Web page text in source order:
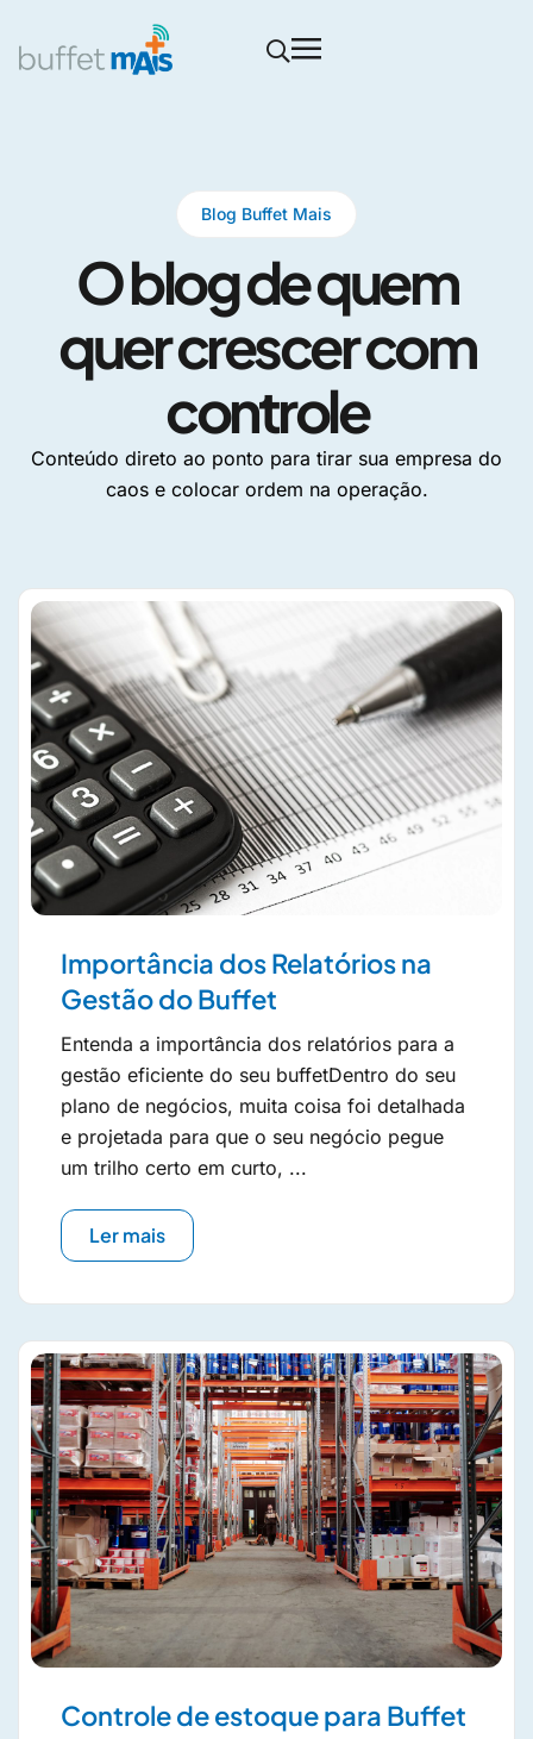
Blog Buffet Mais
O blog de quem
quer crescer com
controle
Conteúdo direto ao ponto para tirar sua empresa do
caos e colocar ordem na operação.
Importância dos Relatórios na
Gestão do Buffet
Entenda a importância dos relatórios para a
gestão eficiente do seu buffetDentro do seu
plano de negócios, muita coisa foi detalhada
e projetada para que o seu negócio pegue
um trilho certo em curto, ...
Ler mais
Controle de estoque para Buffet